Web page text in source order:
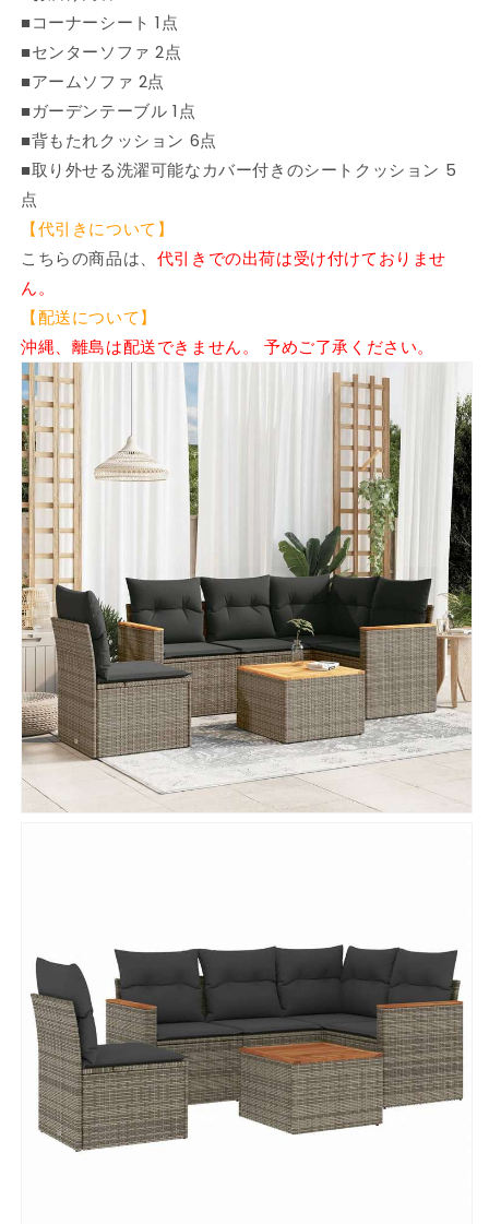
■コーナーシート 1点
■センターソファ 2点
■アームソファ 2点
■ガーデンテーブル 1点
■背もたれクッション 6点
■取り外せる洗濯可能なカバー付きのシートクッション 5
点
【代引きについて】
こちらの商品は、 代引きでの出荷は受け付けておりませ
ん。
【配送について】
沖縄、離島は配送できません。 予めご了承ください。